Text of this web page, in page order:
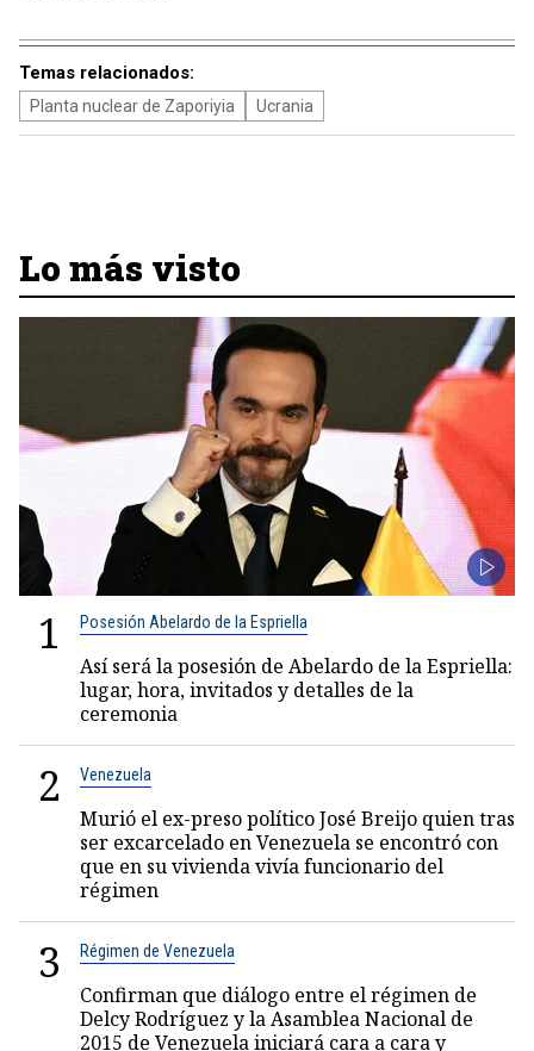
Temas relacionados:
Planta nuclear de Zaporiyia Ucrania
Lo más visto
1 Posesión Abelardo de la Espriella
Así será la posesión de Abelardo de la Espriella:
lugar, hora, invitados y detalles de la
ceremonia
2 Venezuela
Murió el ex-preso político José Breijo quien tras
ser excarcelado en Venezuela se encontró con
que en su vivienda vivía funcionario del
régimen
3 Régimen de Venezuela
Confirman que diálogo entre el régimen de
Delcy Rodríguez y la Asamblea Nacional de
2015 de Venezuela iniciará cara a cara y